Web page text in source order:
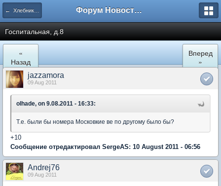
← Хлебниково Форум Новостройки
Госпитальная, д.8
«
Назад
Вперед
»
jazzamora
09 Aug 2011
olhade, on 9.08.2011 - 16:33:
Т.е. были бы номера Московкие ве по другому было бы?
+10
Сообщение отредактировал SergeAS: 10 August 2011 - 06:56
Andrej76
09 Aug 2011